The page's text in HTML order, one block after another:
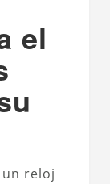
el
un reloj